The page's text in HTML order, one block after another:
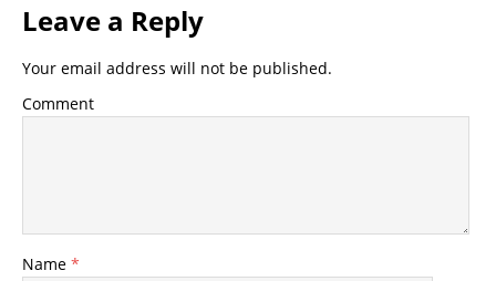
Leave a Reply
Your email address will not be published.
Comment
Name *